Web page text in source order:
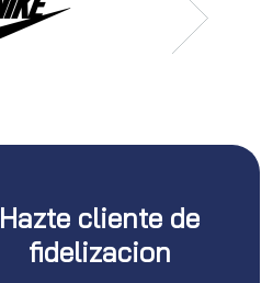
Hazte cliente de
fidelizacion